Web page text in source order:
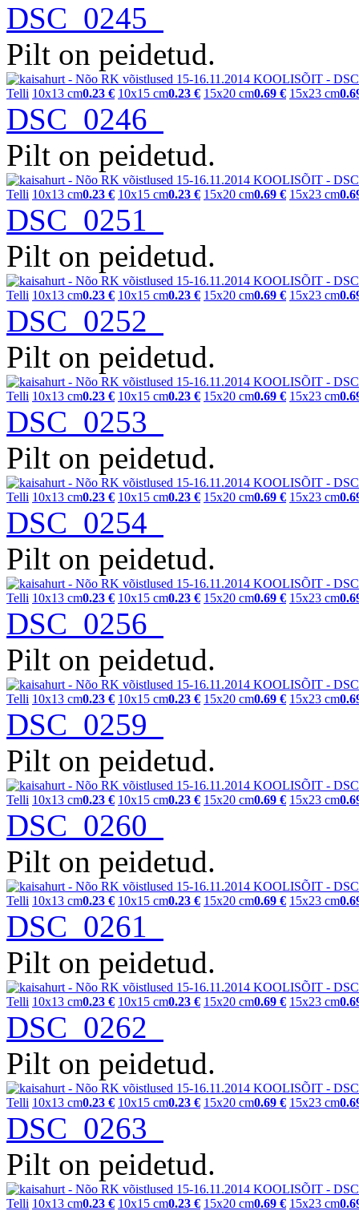
DSC_0245
Pilt on peidetud.
Telli 10x13 cm0.23 € 10x15 cm0.23 € 15x20 cm0.69 € 15x23 cm
DSC_0246
Pilt on peidetud.
Telli 10x13 cm0.23 € 10x15 cm0.23 € 15x20 cm0.69 € 15x23 cm
DSC_0251
Pilt on peidetud.
Telli 10x13 cm0.23 € 10x15 cm0.23 € 15x20 cm0.69 € 15x23 cm
DSC_0252
Pilt on peidetud.
Telli 10x13 cm0.23 € 10x15 cm0.23 € 15x20 cm0.69 € 15x23 cm
DSC_0253
Pilt on peidetud.
Telli 10x13 cm0.23 € 10x15 cm0.23 € 15x20 cm0.69 € 15x23 cm
DSC_0254
Pilt on peidetud.
Telli 10x13 cm0.23 € 10x15 cm0.23 € 15x20 cm0.69 € 15x23 cm
DSC_0256
Pilt on peidetud.
Telli 10x13 cm0.23 € 10x15 cm0.23 € 15x20 cm0.69 € 15x23 cm
DSC_0259
Pilt on peidetud.
Telli 10x13 cm0.23 € 10x15 cm0.23 € 15x20 cm0.69 € 15x23 cm
DSC_0260
Pilt on peidetud.
Telli 10x13 cm0.23 € 10x15 cm0.23 € 15x20 cm0.69 € 15x23 cm
DSC_0261
Pilt on peidetud.
Telli 10x13 cm0.23 € 10x15 cm0.23 € 15x20 cm0.69 € 15x23 cm
DSC_0262
Pilt on peidetud.
Telli 10x13 cm0.23 € 10x15 cm0.23 € 15x20 cm0.69 € 15x23 cm
DSC_0263
Pilt on peidetud.
Telli 10x13 cm0.23 € 10x15 cm0.23 € 15x20 cm0.69 € 15x23 cm